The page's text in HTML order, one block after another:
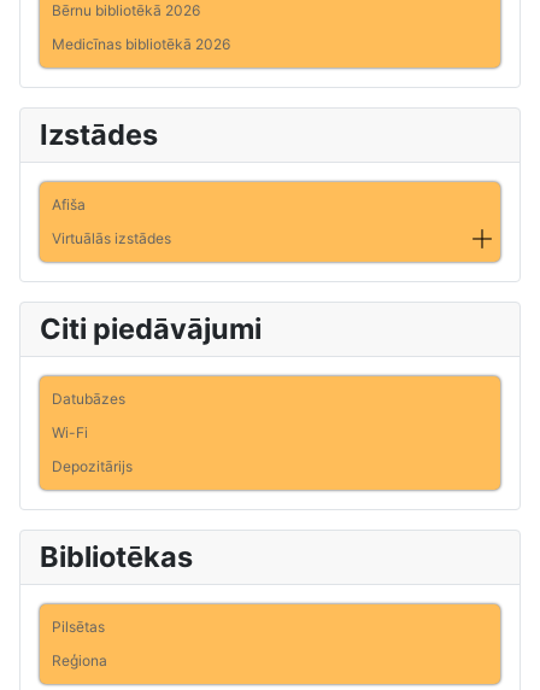
Bērnu bibliotēkā 2026
Medicīnas bibliotēkā 2026
Izstādes
Afiša
Virtuālās izstādes
Citi piedāvājumi
Datubāzes
Wi-Fi
Depozitārijs
Bibliotēkas
Pilsētas
Reģiona